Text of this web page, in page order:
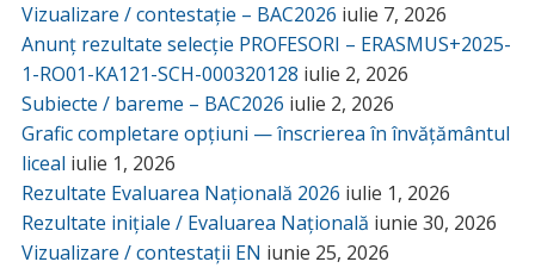
Vizualizare / contestație – BAC2026 iulie 7, 2026
Anunț rezultate selecție PROFESORI – ERASMUS+2025-
1-RO01-KA121-SCH-000320128 iulie 2, 2026
Subiecte / bareme – BAC2026 iulie 2, 2026
Grafic completare opțiuni — înscrierea în învățământul
liceal iulie 1, 2026
Rezultate Evaluarea Națională 2026 iulie 1, 2026
Rezultate inițiale / Evaluarea Națională iunie 30, 2026
Vizualizare / contestații EN iunie 25, 2026